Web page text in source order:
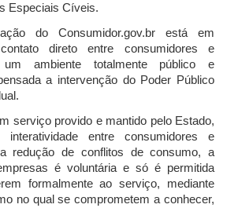
Especiais Cíveis.
do Consumidor.gov.br está em
direto entre consumidores e
ambiente totalmente público e
a intervenção do Poder Público
serviço provido e mantido pelo Estado,
entre consumidores e
redução de conflitos de consumo, a
é voluntária e só é permitida
formalmente ao serviço, mediante
no qual se comprometem a conhecer,